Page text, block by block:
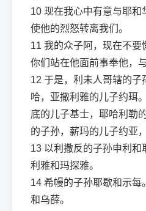
10 现在我心中有意与耶和
使他的烈怒转离我们。
11 我的众子阿，现在不要
你们站在他面前事奉他，
12 于是，利未人哥辖的子
哈，亚撒利雅的儿子约珥
底的儿子基士，耶哈利勒
的子孙，薪玛的儿子约亚
13 以利撒反的子孙申利和
利雅和玛探雅。
14 希幔的子孙耶歇和示每
和乌薛。